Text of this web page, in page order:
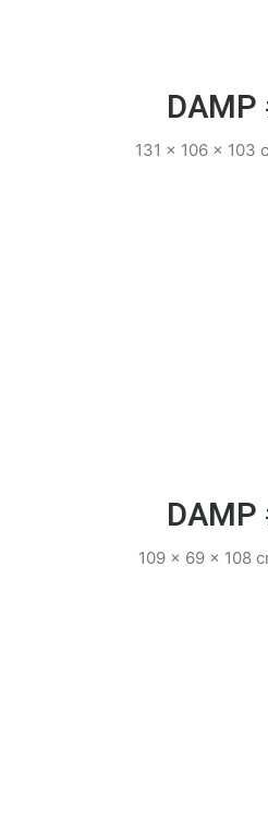
131 x 106 x 103
109 x 69 x 108